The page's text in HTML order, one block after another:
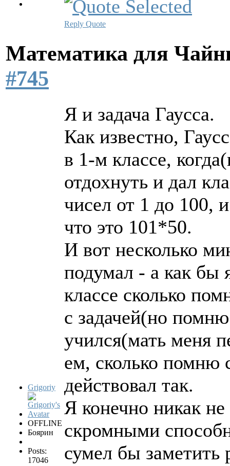
Reply Quote
Математика для
#745
Grigoriy
OFFLINE
Боярин
Posts:
17046
Я и задача Гаусса.
Как известно,
в 1-м классе,
отдохнуть и дал
чисел от 1 до 100,
что это 101*50.
И вот несколько
подумал - а как бы
классе сколько
с задачей(но
учился(мать меня
ем, сколько помню
действовал так.
Я конечно никак не
скромными
сумел бы заметить